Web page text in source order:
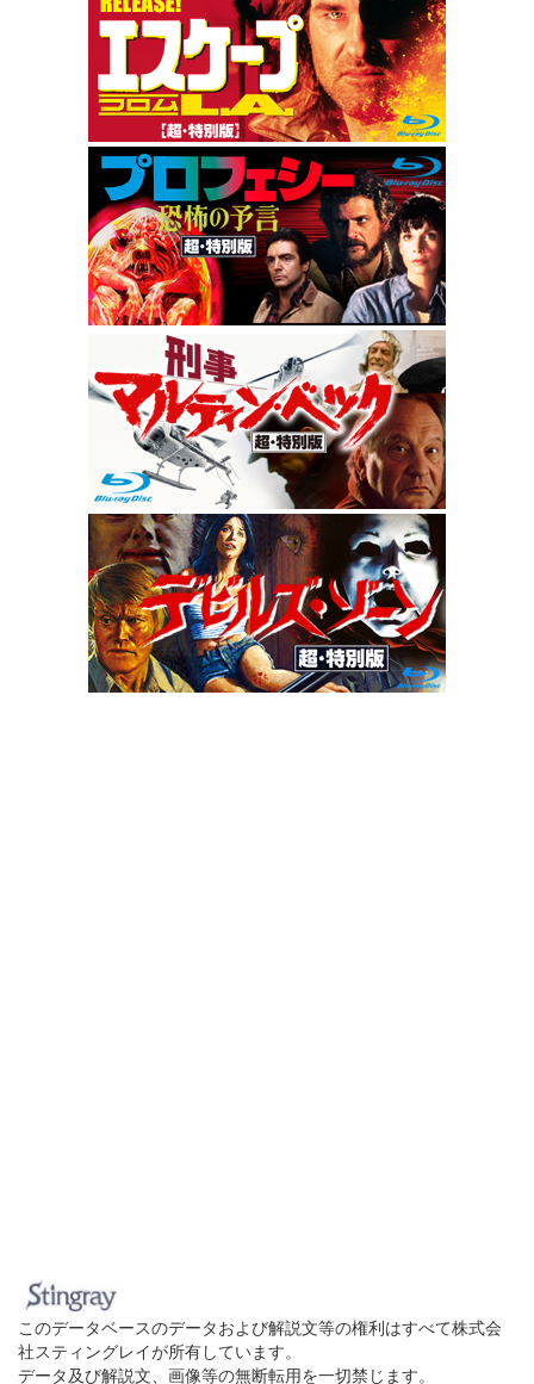
このデータベースのデータおよび解説文等の権利はすべて株式会
社スティングレイが所有しています。
データ及び解説文、画像等の無断転用を一切禁じます。